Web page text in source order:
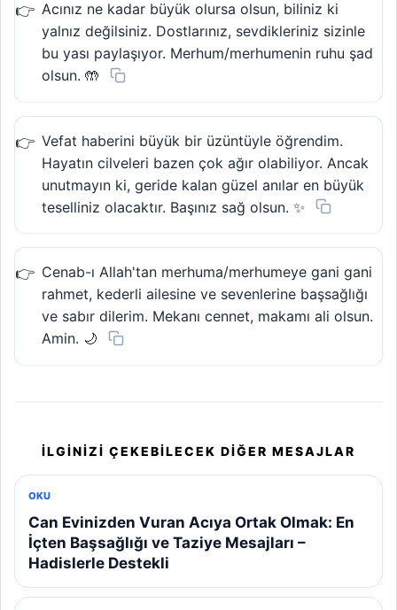
Acınız ne kadar büyük olursa olsun, biliniz ki
yalnız değilsiniz. Dostlarınız, sevdikleriniz sizinle
bu yası paylaşıyor. Merhum/merhumenin ruhu şad
olsun. 🤲
Vefat haberini büyük bir üzüntüyle öğrendim.
Hayatın cilveleri bazen çok ağır olabiliyor. Ancak
unutmayın ki, geride kalan güzel anılar en büyük
teselliniz olacaktır. Başınız sağ olsun. ✨
Cenab-ı Allah'tan merhuma/merhumeye gani gani
rahmet, kederli ailesine ve sevenlerine başsağlığı
ve sabır dilerim. Mekanı cennet, makamı ali olsun.
Amin. 🌙
İLGINIZI ÇEKEBILECEK DIĞER MESAJLAR
OKU
Can Evinizden Vuran Acıya Ortak Olmak: En
İçten Başsağlığı ve Taziye Mesajları –
Hadislerle Destekli